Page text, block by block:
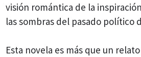
visión romántica de la
las sombras del pasado político
Esta novela es más que un